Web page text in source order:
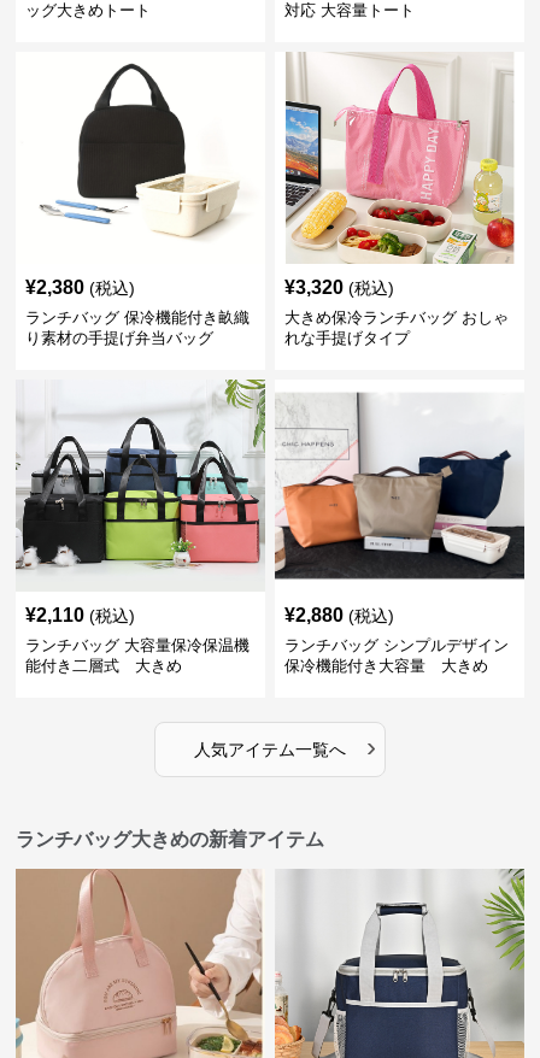
ッグ大きめトート
対応 大容量トート
¥2,380 (税込)
ランチバッグ 保冷機能付き畝織
り素材の手提げ弁当バッグ
¥3,320 (税込)
大きめ保冷ランチバッグ おしゃ
れな手提げタイプ
¥2,110 (税込)
ランチバッグ 大容量保冷保温機
能付き二層式 大きめ
¥2,880 (税込)
ランチバッグ シンプルデザイン
保冷機能付き大容量 大きめ
人気アイテム一覧へ ›
ランチバッグ大きめの新着アイテム